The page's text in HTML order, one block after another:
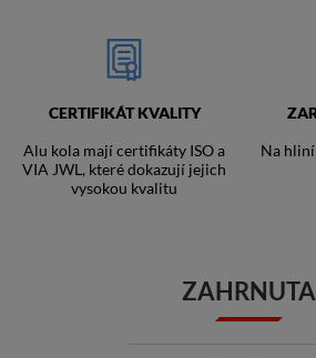
CERTIFIKÁT KVALITY
Alu kola mají certifikáty ISO a
VIA JWL, které dokazují jejich
vysokou kvalitu
Na
ZAHRNUTA